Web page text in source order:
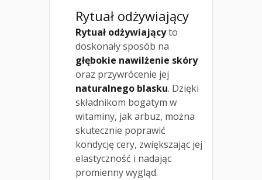
Rytuał odżywiający
Rytuał odżywiającyto
doskonały sposób na
głębokie nawilżenie skóry
oraz przywrócenie jej
naturalnego blasku. Dzięki
składnikom bogatym w
witaminy, jak arbuz, można
skutecznie poprawić
kondycję cery, zwiększając jej
elastyczność i nadając
promienny wygląd.